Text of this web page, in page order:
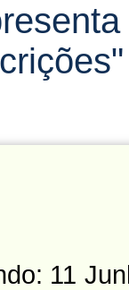
11